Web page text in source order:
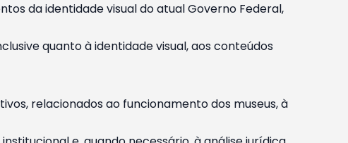
da identidade visual do atual Governo Federal,
quanto à identidade visual, aos conteúdos
relacionados ao funcionamento dos museus, à